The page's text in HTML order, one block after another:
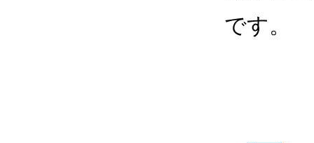
です。